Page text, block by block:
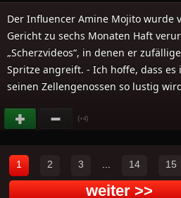
Der Influencer Amine Mojito wurde
Gericht zu sechs Monaten Haft
„Scherzvideos“, in denen er
Spritze angreift. - Ich hoffe, dass
seinen Zellengenossen so lustig
(+4)
1 2 3 ... 14 15
weiter >>